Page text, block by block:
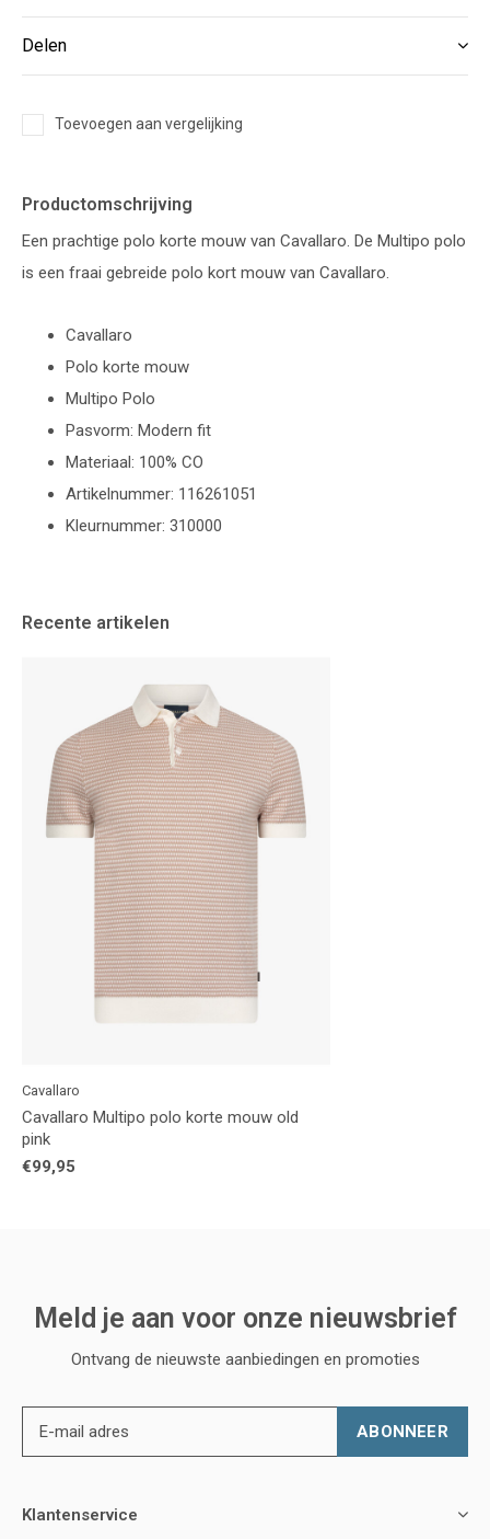
Delen
Toevoegen aan vergelijking
Productomschrijving
Een prachtige polo korte mouw van Cavallaro. De Multipo polo
is een fraai gebreide polo kort mouw van Cavallaro.
Cavallaro
Polo korte mouw
Multipo Polo
Pasvorm: Modern fit
Materiaal: 100% CO
Artikelnummer: 116261051
Kleurnummer: 310000
Recente artikelen
Cavallaro
Cavallaro Multipo polo korte mouw old
pink
€99,95
Meld je aan voor onze nieuwsbrief
Ontvang de nieuwste aanbiedingen en promoties
ABONNEER
Klantenservice